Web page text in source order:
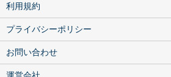
利用規約
プライバシーポリシー
お問い合わせ
運営会社